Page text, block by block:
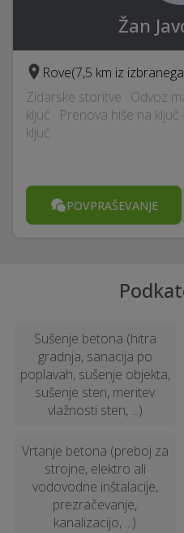
Žan
Rove(7,5 km iz
Zidarske storitve · Odvoz
ključ · Prenova hiše na
ključ
POVPRAŠEVANJE
Sušenje betona (hitra
gradnja, sanacija po
poplavah, sušenje objekta,
sušenje sten, meritev
vlažnosti sten, ...)
Vrtanje betona (preboj za
strojne, elektro ali
vodovodne inštalacije,
prezračevanje,
kanalizacijo, ...)